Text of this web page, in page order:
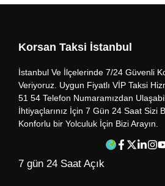
Korsan Taksi İstanbul
İstanbul Ve İlçelerinde 7/24 Güvenli
Veriyoruz. Uygun Fiyatlı VİP Taksi
51 54 Telefon Numaramızdan
İhtiyaçlarınız İçin 7 Gün 24 Saat Sizi
Konforlu bir Yolculuk İçin Bizi Arayın.
7 gün 24 Saat Açık